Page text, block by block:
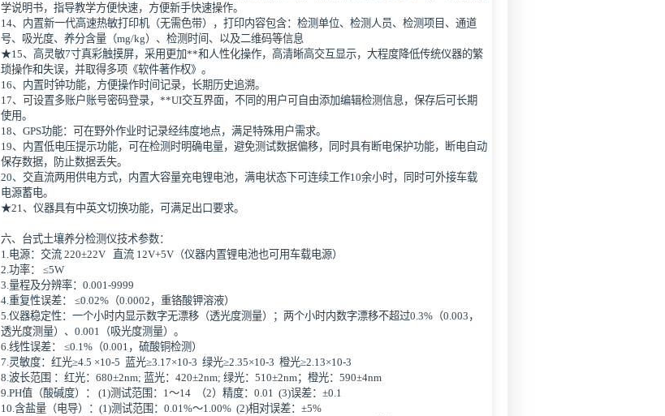
学说明书，指导教学方便快速，方便新手快速操作。
14、内置新一代高速热敏打印机（无需色带），打印内容包含：检测单位、检测人员、检测项目、通道
号、吸光度、养分含量（mg/kg）、检测时间、以及二维码等信息
★15、高灵敏7寸真彩触摸屏，采用更加**和人性化操作，高清晰高交互显示，大程度降低传统仪器的繁
琐操作和失误，并取得多项《软件著作权》。
16、内置时钟功能，方便操作时间记录，长期历史追溯。
17、可设置多账户账号密码登录，**UI交互界面，不同的用户可自由添加编辑检测信息，保存后可长期
使用。
18、GPS功能：可在野外作业时记录经纬度地点，满足特殊用户需求。
19、内置低电压提示功能，可在检测时明确电量，避免测试数据偏移，同时具有断电保护功能，断电自动
保存数据，防止数据丢失。
20、交直流两用供电方式，内置大容量充电锂电池，满电状态下可连续工作10余小时，同时可外接车载
电源蓄电。
★21、仪器具有中英文切换功能，可满足出口要求。
六、台式土壤养分检测仪技术参数：
1.电源：交流 220±22V 直流 12V+5V（仪器内置锂电池也可用车载电源）
2.功率： ≤5W
3.量程及分辨率：0.001-9999
4.重复性误差： ≤0.02%（0.0002，重铬酸钾溶液）
5.仪器稳定性：一个小时内显示数字无漂移（透光度测量）；两个小时内数字漂移不超过0.3%（0.003，
透光度测量）、0.001（吸光度测量）。
6.线性误差： ≤0.1%（0.001，硫酸铜检测）
7.灵敏度：红光≥4.5 ×10-5 蓝光≥3.17×10-3 绿光≥2.35×10-3 橙光≥2.13×10-3
8.波长范围 ：红光：680±2nm; 蓝光：420±2nm; 绿光：510±2nm；橙光：590±4nm
9.PH值（酸碱度）： (1)测试范围：1～14 （2）精度：0.01 (3)误差：±0.1
10.含盐量（电导）：(1)测试范围：0.01%～1.00% (2)相对误差：±5%